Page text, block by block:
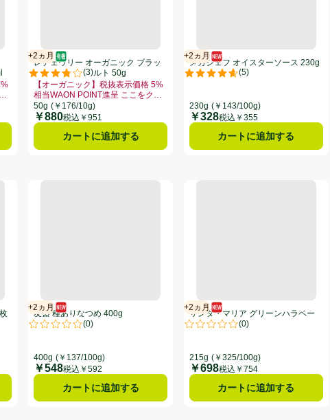
点。
抜表示価格 5%相当WAON POINT進呈 ここをクリック、、クリックしてこのオファー
+2ヵ月
賞味・消費期限保証：2ヵ月
オーガニック/有機
(3)
評価は3件のレビューで5点中3.7点。
レチェヴリー オーガニック ブラッ
クガーリック ソルト 50g
【オーガニック】税抜表示価格 5%
相当WAON POINT進呈 ここをク
リック
お買い得品名：【オーガニック】税抜表示価格 5%相当WAON POINT進呈 こ
50g (￥176/10g)
価格
￥880税込￥951
カートに追加する
+2ヵ月
賞味・消費期限保証：2ヵ月
新商品
(5)
評価は5件のレビューで5点中4.6
メガシェフ オイスターソース 230g
230g (￥143/100g)
価格
￥328税込￥355
カートに追加する
10枚入
点。
友盛 種ありなつめ 400g
+2ヵ月
賞味・消費期限保証：2ヵ月
新商品
(0)
評価は0件のレビューで5点中0.0点。
友盛 種ありなつめ 400g
400g (￥137/100g)
価格
￥548税込￥592
カートに追加する
サンタ・マリア グリーンハラ
+2ヵ月
賞味・消費期限保証：2ヵ月
新商品
(0)
評価は0件のレビューで5点中0.0
サンタ・マリア グリーンハラペー
ニョ 215g
215g (￥325/100g)
価格
￥698税込￥754
カートに追加する